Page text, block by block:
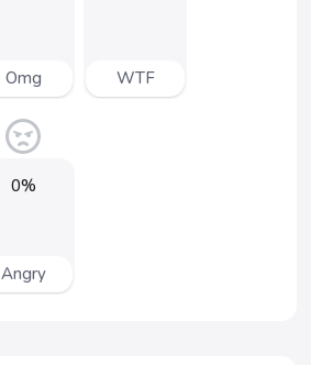
Omg WTF
0%
Angry